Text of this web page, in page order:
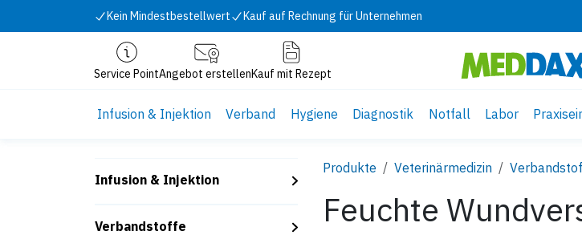
Kein Mindestbestellwert Kauf auf Rechnung für Unternehmen
Service PointAngebot erstellenKauf mit Rezept
Infusion & Injektion Verband Hygiene Diagnostik Notfall Labor
Infusion & Injektion
Verbandstoffe
Produkte Veterinärmedizin
Feuchte